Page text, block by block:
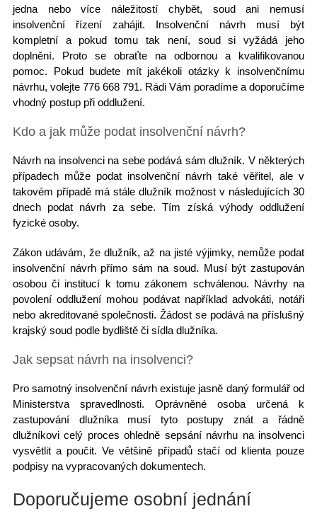
jedna nebo více náležitostí chybět, soud ani nemusí
insolvenční řízení zahájit. Insolvenční návrh musí být
kompletnía pokud tomu tak není, soud si vyžádá jeho
doplnění. Proto se obraťte na odbornou a kvalifikovanou
pomoc. Pokud budete mít jakékoli otázky k insolvenčnímu
návrhu, volejte 776 668 791. Rádi Vám poradíme a doporučíme
vhodný postup při oddlužení.
Kdo a jak může podat insolvenční návrh?
Návrh na insolvenci na sebe podává sám dlužník. V některých
případech může podat insolvenční návrh také věřitel, ale v
takovém případě má stále dlužník možnost v následujících 30
dnech podat návrh za sebe. Tím získá výhody oddlužení
fyzické osoby.
Zákon udávám, že dlužník, až na jisté výjimky, nemůže podat
insolvenční návrh přímo sám na soud. Musí být zastupován
osobou či institucí k tomu zákonem schválenou. Návrhy na
povolení oddluženímohou podávat například advokáti, notáři
nebo akreditované společnosti. Žádost se podává na příslušný
krajský soud podle bydliště či sídla dlužníka.
Jak sepsat návrh na insolvenci?
Pro samotný insolvenční návrh existuje jasně daný formulář od
Ministerstva spravedlnosti. Oprávněné osoba určená k
zastupování dlužníka musí tyto postupy znát a řádně
dlužníkovi celý proces ohledně sepsání návrhu na insolvenci
vysvětlit a poučit. Ve většině případů stačí od klienta pouze
podpisy na vypracovaných dokumentech.
Doporučujeme osobní jednání